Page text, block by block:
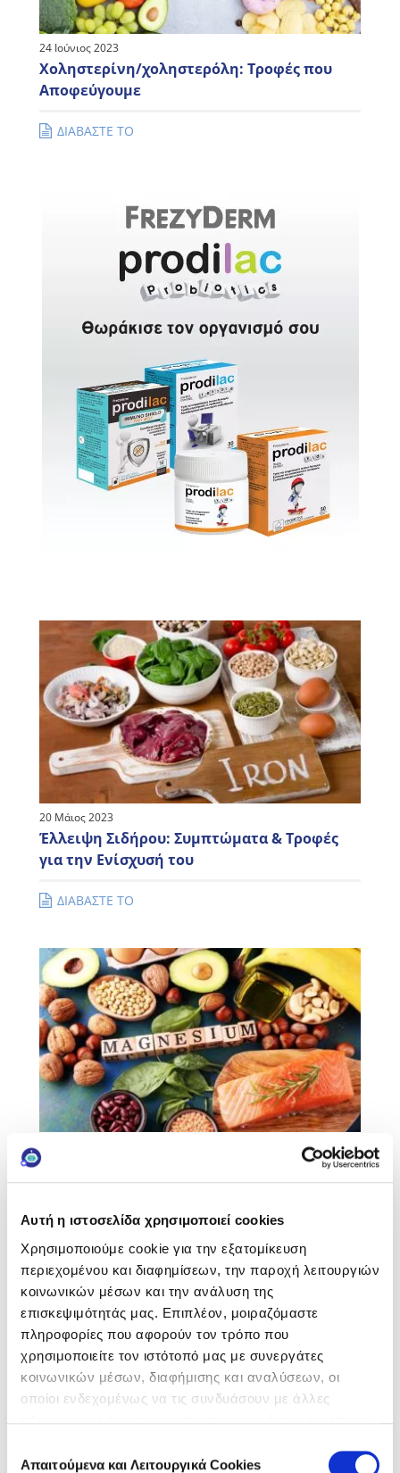
Αυτή η ιστοσελίδα χρησιμοποιεί cookies
Χρησιμοποιούμε cookie για την εξατομίκευση
περιεχομένου και διαφημίσεων, την παροχή λειτουργιών
κοινωνικών μέσων και την ανάλυση της
επισκεψιμότητάς μας. Επιπλέον, μοιραζόμαστε
πληροφορίες που αφορούν τον τρόπο που
χρησιμοποιείτε τον ιστότοπό μας με συνεργάτες
κοινωνικών μέσων, διαφήμισης και αναλύσεων, οι
οποίοι ενδεχομένως να τις συνδυάσουν με άλλες
των υπηρεσιών τους.
συγκατάθεσης
Απαιτούμενα και Λειτουργικά Cookies
24 Ιούνιος 2023
Χοληστερίνη/χοληστερόλη: Τροφές που
Αποφεύγουμε
ΔΙΑΒΑΣΤΕ ΤΟ
20 Μάιος 2023
Έλλειψη Σιδήρου: Συμπτώματα & Τροφές
για την Ενίσχυσή του
ΔΙΑΒΑΣΤΕ ΤΟ
Infographic
Μαγνήσιο: Τροφές που Ωφελούν τον
Οργανισμό
ΔΙΑΒΑΣΤΕ ΤΟ